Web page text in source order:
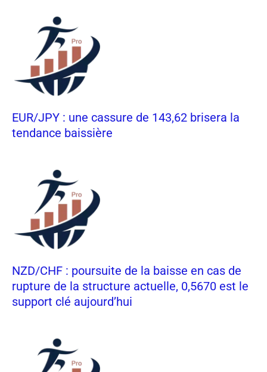
EUR/JPY : une cassure de 143,62 brisera la
tendance baissière
NZD/CHF : poursuite de la baisse en cas de
rupture de la structure actuelle, 0,5670 est le
support clé aujourd’hui